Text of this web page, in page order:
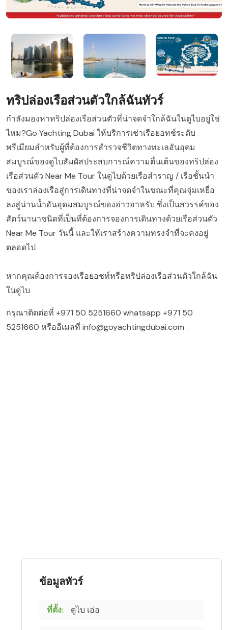
ทริปล่องเรือส่วนตัวใกล้ฉันทัวร์
กำลังมองหาทริปล่องเรือส่วนตัวที่น่าจดจำใกล้ฉันในดูไบอยู่ใช่
ไหม?Go Yachting Dubai ให้บริการเช่าเรือยอทช์ระดับ
พรีเมียมสำหรับผู้ที่ต้องการสำรวจชีวิตทางทะเลอันอุดม
สมบูรณ์ของดูไบสัมผัสประสบการณ์ความตื่นเต้นของทริปล่อง
เรือส่วนตัว Near Me Tour ในดูไบด้วยเรือสำราญ / เรือชั้นนำ
ของเราล่องเรือสู่การเดินทางที่น่าจดจำในขณะที่คุณจุ่มเหยื่อ
ลงสู่น่านน้ำอันอุดมสมบูรณ์ของอ่าวอาหรับ ซึ่งเป็นสวรรค์ของ
สัตว์นานาชนิดที่เป็นที่ต้องการจองการเดินทางด้วยเรือส่วนตัว
Near Me Tour วันนี้ และให้เราสร้างความทรงจำที่จะคงอยู่
ตลอดไป
หากคุณต้องการจองเรือยอชท์หรือทริปล่องเรือส่วนตัวใกล้ฉัน
ในดูไบ
กรุณาติดต่อที่ +971 50 5251660 whatsapp +971 50
5251660 หรืออีเมลที่ info@goyachtingdubai.com .
ข้อมูลทัวร์
ที่ตั้ง: ดูไบ เอ่อ